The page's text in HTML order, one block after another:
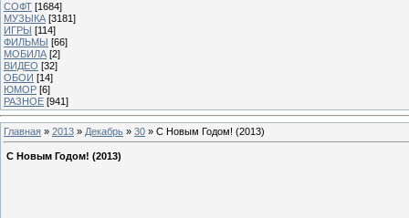
СОФТ [1684]
МУЗЫКА [3181]
ИГРЫ [114]
ФИЛЬМЫ [66]
МОБИЛА [2]
ВИДЕО [32]
ОБОИ [14]
ЮМОР [6]
РАЗНОЕ [941]
Главная » 2013 » Декабрь » 30 » С Новым Годом! (2013)
С Новым Годом! (2013)